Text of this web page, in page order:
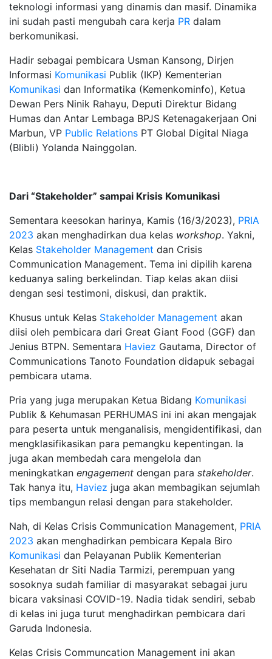
teknologi informasi yang dinamis dan masif. Dinamika
ini sudah pasti mengubah cara kerja PR dalam
berkomunikasi.
Hadir sebagai pembicara Usman Kansong, Dirjen
Informasi Komunikasi Publik (IKP) Kementerian
Komunikasi dan Informatika (Kemenkominfo), Ketua
Dewan Pers Ninik Rahayu, Deputi Direktur Bidang
Humas dan Antar Lembaga BPJS Ketenagakerjaan Oni
Marbun, VP Public Relations PT Global Digital Niaga
(Blibli) Yolanda Nainggolan.
Dari “Stakeholder” sampai Krisis Komunikasi
Sementara keesokan harinya, Kamis (16/3/2023), PRIA
2023 akan menghadirkan dua kelas workshop. Yakni,
Kelas Stakeholder Management dan Crisis
Communication Management. Tema ini dipilih karena
keduanya saling berkelindan. Tiap kelas akan diisi
dengan sesi testimoni, diskusi, dan praktik.
Khusus untuk Kelas Stakeholder Management akan
diisi oleh pembicara dari Great Giant Food (GGF) dan
Jenius BTPN. Sementara Haviez Gautama, Director of
Communications Tanoto Foundation didapuk sebagai
pembicara utama.
Pria yang juga merupakan Ketua Bidang Komunikasi
Publik & Kehumasan PERHUMAS ini ini akan mengajak
para peserta untuk menganalisis, mengidentifikasi, dan
mengklasifikasikan para pemangku kepentingan. Ia
juga akan membedah cara mengelola dan
meningkatkan engagement dengan para stakeholder.
Tak hanya itu, Haviez juga akan membagikan sejumlah
tips membangun relasi dengan para stakeholder.
Nah, di Kelas Crisis Communication Management, PRIA
2023 akan menghadirkan pembicara Kepala Biro
Komunikasi dan Pelayanan Publik Kementerian
Kesehatan dr Siti Nadia Tarmizi, perempuan yang
sosoknya sudah familiar di masyarakat sebagai juru
bicara vaksinasi COVID-19. Nadia tidak sendiri, sebab
di kelas ini juga turut menghadirkan pembicara dari
Garuda Indonesia.
Kelas Crisis Communcation Management ini akan